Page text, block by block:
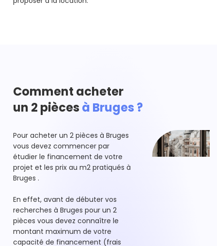
Comment acheter
un 2 pièces à Bruges ?
Pour acheter un 2 pièces à Bruges
vous devez commencer par
étudier le financement de votre
projet et les prix au m2 pratiqués à
Bruges .
En effet, avant de débuter vos
recherches à Bruges pour un 2
pièces vous devez connaître le
montant maximum de votre
capacité de financement (frais